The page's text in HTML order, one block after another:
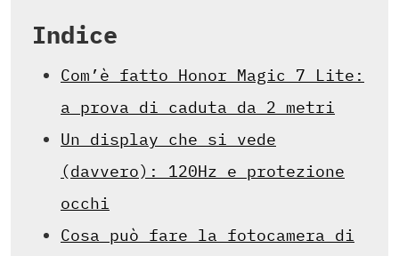
Indice
Com’è fatto Honor Magic 7 Lite:
a prova di caduta da 2 metri
Un display che si vede
(davvero): 120Hz e protezione
occhi
Cosa può fare la fotocamera di